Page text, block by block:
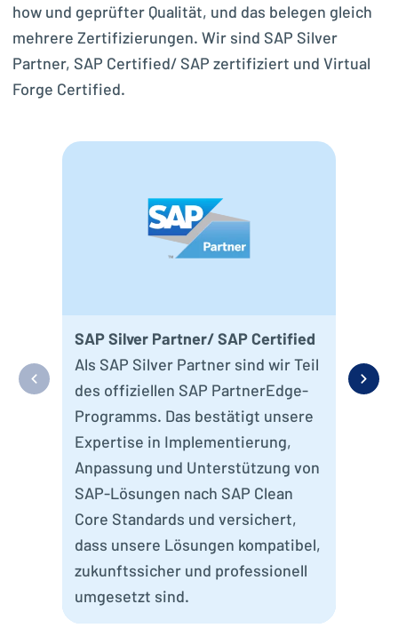
how und geprüfter Qualität, und das belegen gleich
mehrere Zertifizierungen. Wir sind SAP Silver
Partner, SAP Certified/ SAP zertifiziert und Virtual
Forge Certified.
SAP Silver Partner/ SAP Certified
Als SAP Silver Partner sind wir Teil
des offiziellen SAP PartnerEdge-
Programms. Das bestätigt unsere
Expertise in Implementierung,
Anpassung und Unterstützung von
SAP-Lösungen nach SAP Clean
Core Standards und versichert,
dass unsere Lösungen kompatibel,
zukunftssicher und professionell
umgesetzt sind.